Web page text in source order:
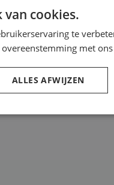
Triumph
Voeg toe
van cookies.
te
met
ALLES AFWIJZEN